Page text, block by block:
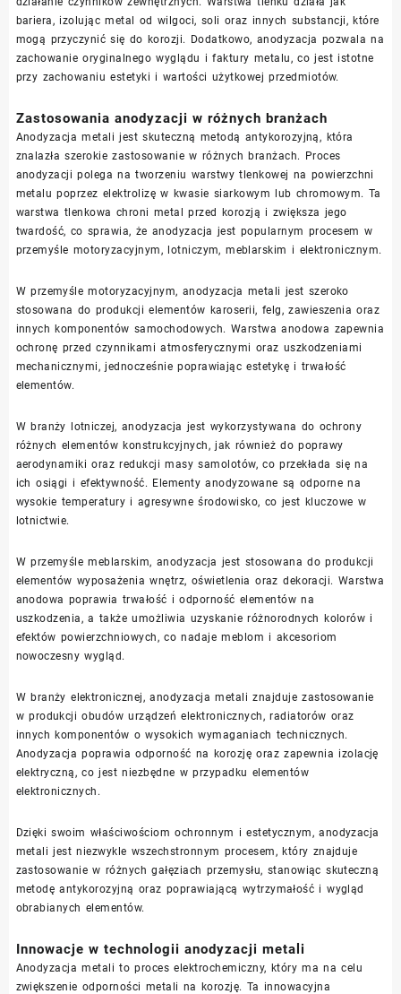
bariera, izolując metal od wilgoci, soli oraz innych substancji, które
mogą przyczynić się do korozji. Dodatkowo, anodyzacja pozwala na
zachowanie oryginalnego wyglądu i faktury metalu, co jest istotne
przy zachowaniu estetyki i wartości użytkowej przedmiotów.
Zastosowania anodyzacji w różnych branżach
Anodyzacja metali jest skuteczną metodą antykorozyjną, która
znalazła szerokie zastosowanie w różnych branżach. Proces
anodyzacji polega na tworzeniu warstwy tlenkowej na powierzchni
metalu poprzez elektrolizę w kwasie siarkowym lub chromowym. Ta
warstwa tlenkowa chroni metal przed korozją i zwiększa jego
twardość, co sprawia, że anodyzacja jest popularnym procesem w
przemyśle motoryzacyjnym, lotniczym, meblarskim i elektronicznym.
W przemyśle motoryzacyjnym, anodyzacja metali jest szeroko
stosowana do produkcji elementów karoserii, felg, zawieszenia oraz
innych komponentów samochodowych. Warstwa anodowa zapewnia
ochronę przed czynnikami atmosferycznymi oraz uszkodzeniami
mechanicznymi, jednocześnie poprawiając estetykę i trwałość
elementów.
W branży lotniczej, anodyzacja jest wykorzystywana do ochrony
różnych elementów konstrukcyjnych, jak również do poprawy
aerodynamiki oraz redukcji masy samolotów, co przekłada się na
ich osiągi i efektywność. Elementy anodyzowane są odporne na
wysokie temperatury i agresywne środowisko, co jest kluczowe w
lotnictwie.
W przemyśle meblarskim, anodyzacja jest stosowana do produkcji
elementów wyposażenia wnętrz, oświetlenia oraz dekoracji. Warstwa
anodowa poprawia trwałość i odporność elementów na
uszkodzenia, a także umożliwia uzyskanie różnorodnych kolorów i
efektów powierzchniowych, co nadaje meblom i akcesoriom
nowoczesny wygląd.
W branży elektronicznej, anodyzacja metali znajduje zastosowanie
w produkcji obudów urządzeń elektronicznych, radiatorów oraz
innych komponentów o wysokich wymaganiach technicznych.
Anodyzacja poprawia odporność na korozję oraz zapewnia izolację
elektryczną, co jest niezbędne w przypadku elementów
elektronicznych.
Dzięki swoim właściwościom ochronnym i estetycznym, anodyzacja
metali jest niezwykle wszechstronnym procesem, który znajduje
zastosowanie w różnych gałęziach przemysłu, stanowiąc skuteczną
metodę antykorozyjną oraz poprawiającą wytrzymałość i wygląd
obrabianych elementów.
Innowacje w technologii anodyzacji metali
Anodyzacja metali to proces elektrochemiczny, który ma na celu
zwiększenie odporności metali na korozję. Ta innowacyjna